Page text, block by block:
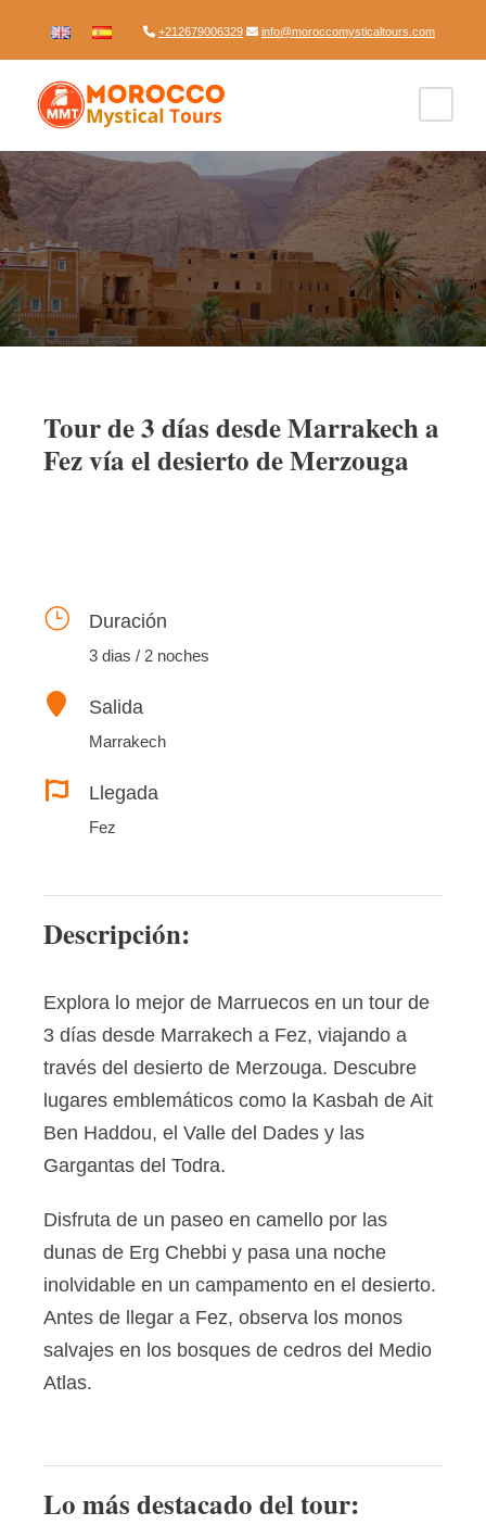
+212679006329 info@moroccomysticaltours.com
Tour de 3 días desde Marrakech a
Fez vía el desierto de Merzouga
Duración
3 dias / 2 noches
Salida
Marrakech
Llegada
Fez
Descripción:
Explora lo mejor de Marruecos en un tour de
3 días desde Marrakech a Fez, viajando a
través del desierto de Merzouga. Descubre
lugares emblemáticos como la Kasbah de Ait
Ben Haddou, el Valle del Dades y las
Gargantas del Todra.
Disfruta de un paseo en camello por las
dunas de Erg Chebbi y pasa una noche
inolvidable en un campamento en el desierto.
Antes de llegar a Fez, observa los monos
salvajes en los bosques de cedros del Medio
Atlas.
Lo más destacado del tour: